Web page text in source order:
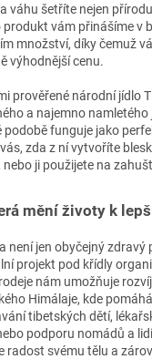
váhu šetříte nejen
produkt vám přinášíme v
množství, díky čemuž
výhodnější cenu.
prověřené národní jídlo
a najemno namletého
podobě funguje jako
zda z ní vytvoříte
nebo ji použijete na
mění životy k
není jen obyčejný
projekt pod křídly
nám umožňuje
Himálaje, kde
tibetských dětí,
podporu nomádů a
radost svému tělu a